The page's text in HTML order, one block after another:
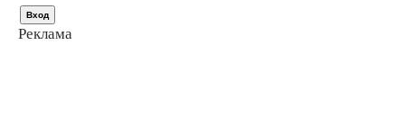
Реклама